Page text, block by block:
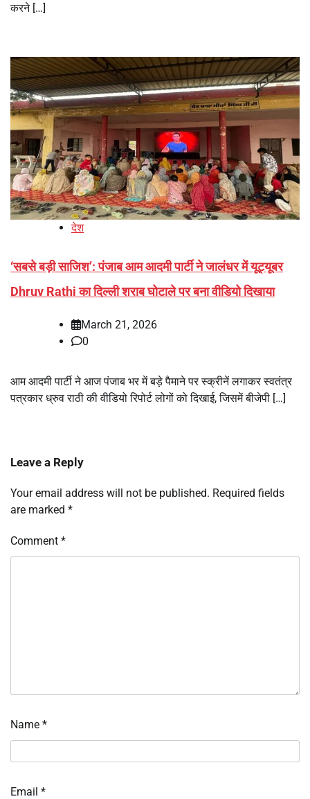
करने […]
देश
‘सबसे बड़ी साजिश’: पंजाब आम आदमी पार्टी ने जालंधर में यूट्यूबर
Dhruv Rathi का दिल्ली शराब घोटाले पर बना वीडियो दिखाया
March 21, 2026
0
आम आदमी पार्टी ने आज पंजाब भर में बड़े पैमाने पर स्क्रीनें लगाकर स्वतंत्र
पत्रकार ध्रुव राठी की वीडियो रिपोर्ट लोगों को दिखाई, जिसमें बीजेपी […]
Leave a Reply
Your email address will not be published. Required fields
are marked *
Comment *
Name *
Email *